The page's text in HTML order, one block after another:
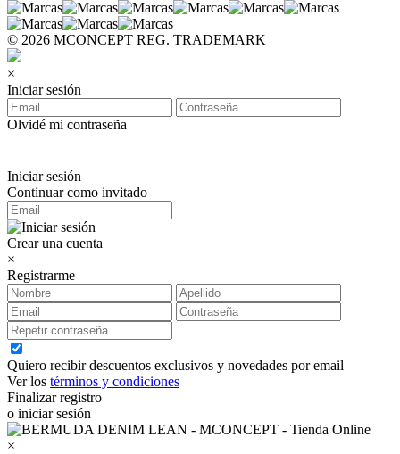
© 2026 MCONCEPT REG. TRADEMARK
×
Iniciar sesión
Olvidé mi contraseña
Iniciar sesión
Continuar como invitado
Crear una cuenta
×
Registrarme
Quiero recibir descuentos exclusivos y novedades por email
Ver los términos y condiciones
Finalizar registro
o iniciar sesión
×